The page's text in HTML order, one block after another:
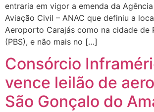
entraria em vigor a emenda da
Aviação Civil – ANAC que definiu a
Aeroporto Carajás como na cidade de
(PBS), e não mais no […]
Consórcio
vence leilão de
São Gonçalo do